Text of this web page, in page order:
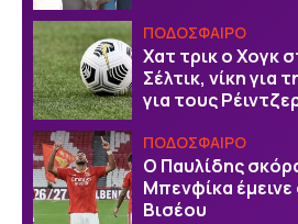
ΠΟΔΟΣΦΑΙΡΟ
Χατ τρικ ο Χογκ
Σέλτικ, νίκη για
για τους
ΠΟΔΟΣΦΑΙΡΟ
Ο Παυλίδης
Μπενφίκα έμεινε
Βισέου